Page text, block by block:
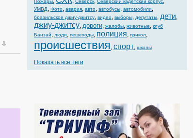
Пожары Северск Северский кадетский корпус
УМВД, Фото, авария, авто, автобусы, автомобили,
бразильское джиу-джитсу, видео, выборы, депутаты, дети,
джиу-джитсу, дороги, жалобы, животные, клуб
Банзай, люди, пешеходы, полиция, прикол,
происшествия, спорт, школы
Показать все теги